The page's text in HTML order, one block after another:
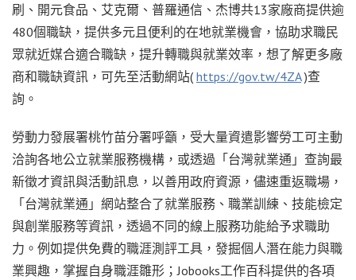
刷、開元食品、艾克爾、普羅通信、杰博共13家廠商提供逾
480個職缺，提供多元且便利的在地就業機會，協助求職民
眾就近媒合適合職缺，提升轉職與就業效率，想了解更多廠
商和職缺資訊，可先至活動網站( https://gov.tw/4ZA)查
詢。
勞動力發展署桃竹苗分署呼籲，受大量資遣影響勞工可主動
洽詢各地公立就業服務機構，或透過「台灣就業通」查詢最
新徵才資訊與活動訊息，以善用政府資源，儘速重返職場，
「台灣就業通」網站整合了就業服務、職業訓練、技能檢定
與創業服務等資訊，透過不同的線上服務功能給予求職助
力。例如提供免費的職涯測評工具，發掘個人潛在能力與職
業興趣，掌握自身職涯雛形；Jobooks工作百科提供的各項